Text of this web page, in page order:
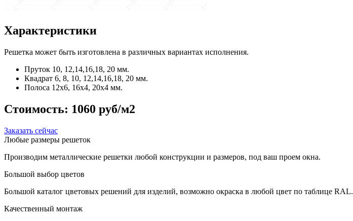
Характеристики
Решетка может быть изготовлена в различных вариантах исполнения.
Пруток 10, 12,14,16,18, 20 мм.
Квадрат 6, 8, 10, 12,14,16,18, 20 мм.
Полоса 12x6, 16x4, 20x4 мм.
Стоимость: 1060 руб/м2
Заказать сейчас
Любые размеры решеток
Производим металлические решетки любой конструкции и размеров, под ваш проем окна.
Большой выбор цветов
Большой каталог цветовых решений для изделий, возможно окраска в любой цвет по таблице RAL.
Качественный монтаж